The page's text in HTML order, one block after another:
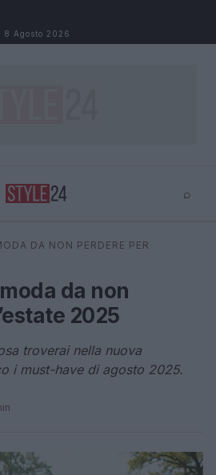
8 Agosto 2026
⌕
DA NON PERDERE PER
da non
2025
troverai nella nuova
i must-have di agosto 2025.